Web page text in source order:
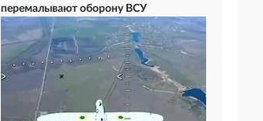
перемалывают оборону ВСУ